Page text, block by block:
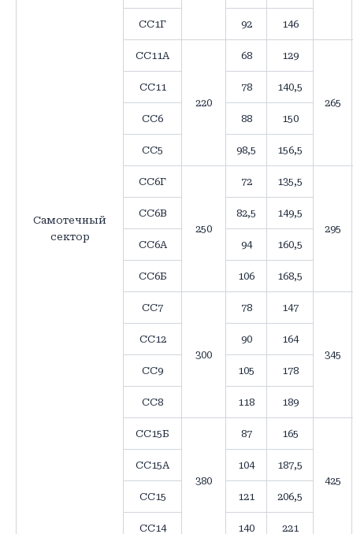
Самотечный
сектор
СС1Г 92 146
СС11А
220
68 129
265
СС11 78 140,5
СС6 88 150
СС5 98,5 156,5
СС6Г
250
72 135,5
295
СС6В 82,5 149,5
СС6А 94 160,5
СС6Б 106 168,5
СС7
300
78 147
345
СС12 90 164
СС9 105 178
СС8 118 189
СС15Б
380
87 165
425
СС15А 104 187,5
СС15 121 206,5
СС14 140 221